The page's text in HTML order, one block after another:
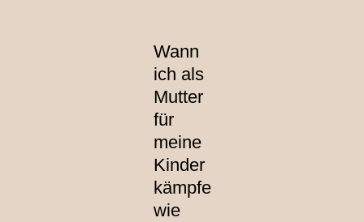
Wann
ich als
Mutter
für
meine
Kinder
kämpfe
wie